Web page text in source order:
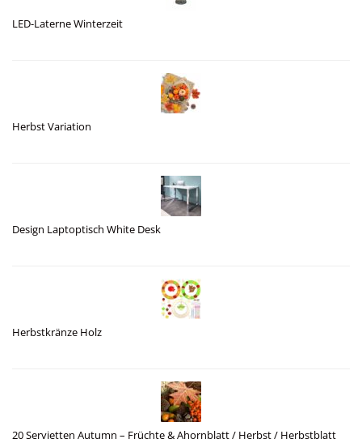
LED-Laterne Winterzeit
Herbst Variation
Design Laptoptisch White Desk
Herbstkränze Holz
20 Servietten Autumn – Früchte & Ahornblatt / Herbst / Herbstblatt